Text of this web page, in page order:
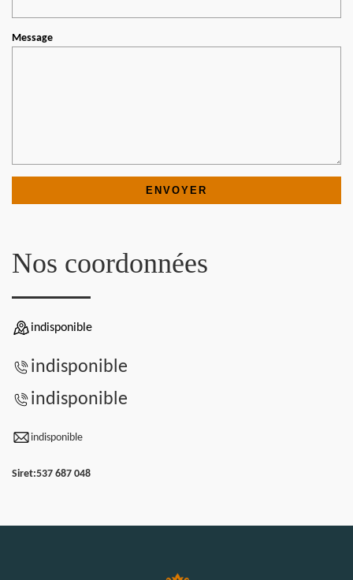
Message
Nos coordonnées
indisponible
indisponible
indisponible
indisponible
Siret:537 687 048